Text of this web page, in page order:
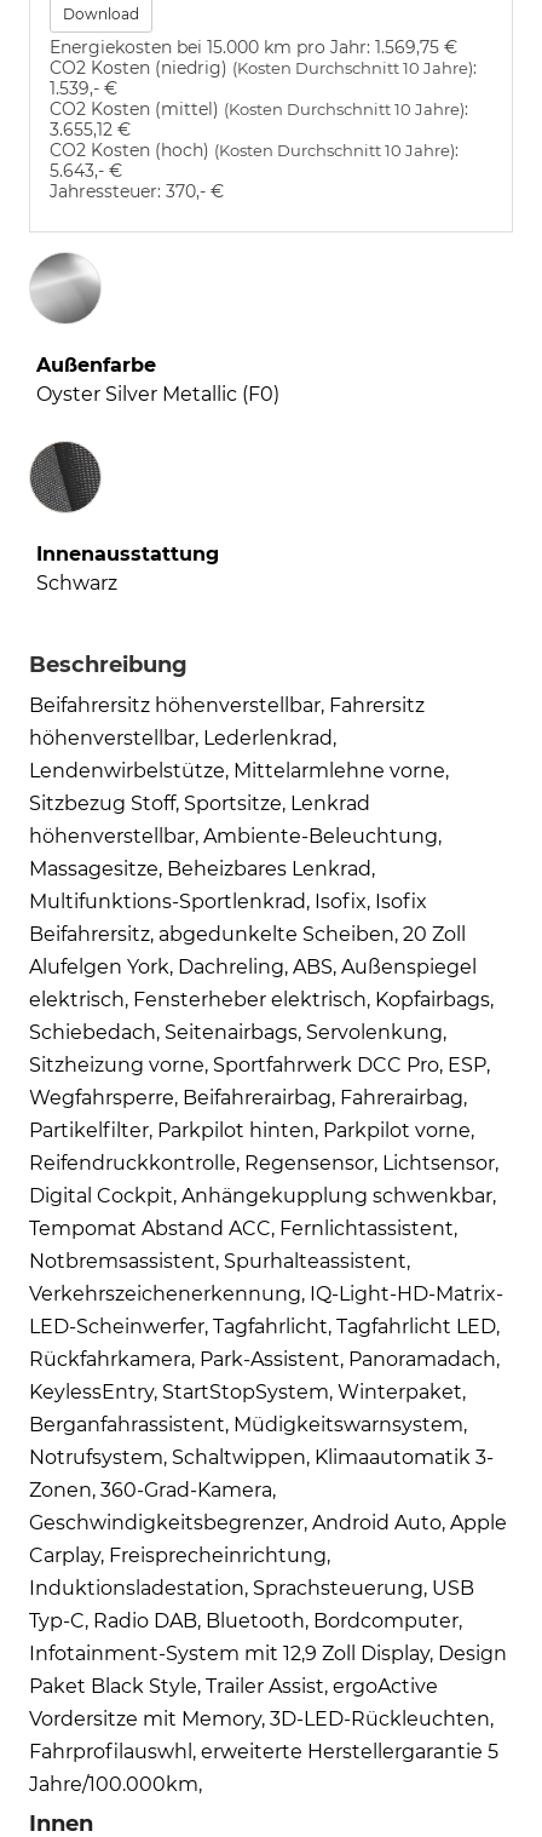
Download
Energiekosten bei 15.000 km pro Jahr: 1.569,75 €
CO2 Kosten (niedrig) (Kosten Durchschnitt 10 Jahre):
1.539,- €
CO2 Kosten (mittel) (Kosten Durchschnitt 10 Jahre):
3.655,12 €
CO2 Kosten (hoch) (Kosten Durchschnitt 10 Jahre):
5.643,- €
Jahressteuer: 370,- €
Außenfarbe
Oyster Silver Metallic (F0)
Innenausstattung
Innenausstattung
Schwarz
Beschreibung
Beifahrersitz höhenverstellbar, Fahrersitz
höhenverstellbar, Lederlenkrad,
Lendenwirbelstütze, Mittelarmlehne vorne,
Sitzbezug Stoff, Sportsitze, Lenkrad
höhenverstellbar, Ambiente-Beleuchtung,
Massagesitze, Beheizbares Lenkrad,
Multifunktions-Sportlenkrad, Isofix, Isofix
Beifahrersitz, abgedunkelte Scheiben, 20 Zoll
Alufelgen York, Dachreling, ABS, Außenspiegel
elektrisch, Fensterheber elektrisch, Kopfairbags,
Schiebedach, Seitenairbags, Servolenkung,
Sitzheizung vorne, Sportfahrwerk DCC Pro, ESP,
Wegfahrsperre, Beifahrerairbag, Fahrerairbag,
Partikelfilter, Parkpilot hinten, Parkpilot vorne,
Reifendruckkontrolle, Regensensor, Lichtsensor,
Digital Cockpit, Anhängekupplung schwenkbar,
Tempomat Abstand ACC, Fernlichtassistent,
Notbremsassistent, Spurhalteassistent,
Verkehrszeichenerkennung, IQ-Light-HD-Matrix-
LED-Scheinwerfer, Tagfahrlicht, Tagfahrlicht LED,
Rückfahrkamera, Park-Assistent, Panoramadach,
KeylessEntry, StartStopSystem, Winterpaket,
Berganfahrassistent, Müdigkeitswarnsystem,
Notrufsystem, Schaltwippen, Klimaautomatik 3-
Zonen, 360-Grad-Kamera,
Geschwindigkeitsbegrenzer, Android Auto, Apple
Carplay, Freisprecheinrichtung,
Induktionsladestation, Sprachsteuerung, USB
Typ-C, Radio DAB, Bluetooth, Bordcomputer,
Infotainment-System mit 12,9 Zoll Display, Design
Paket Black Style, Trailer Assist, ergoActive
Vordersitze mit Memory, 3D-LED-Rückleuchten,
Fahrprofilauswhl, erweiterte Herstellergarantie 5
Jahre/100.000km,
Innen